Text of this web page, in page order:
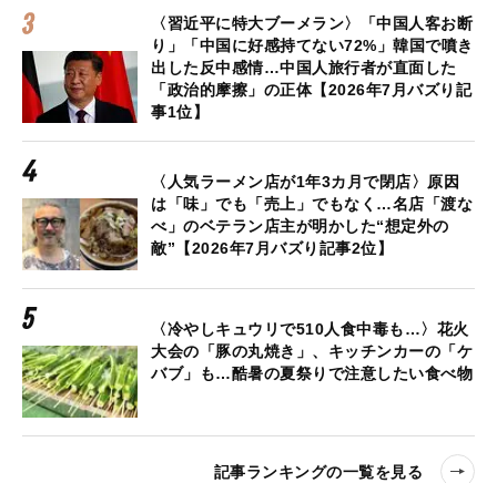
〈習近平に特大ブーメラン〉「中国人客お断
り」「中国に好感持てない72%」韓国で噴き
出した反中感情…中国人旅行者が直面した
「政治的摩擦」の正体【2026年7月バズり記
事1位】
〈人気ラーメン店が1年3カ月で閉店〉原因
は「味」でも「売上」でもなく…名店「渡な
べ」のベテラン店主が明かした“想定外の
敵”【2026年7月バズり記事2位】
〈冷やしキュウリで510人食中毒も…〉花火
大会の「豚の丸焼き」、キッチンカーの「ケ
バブ」も…酷暑の夏祭りで注意したい食べ物
記事ランキングの一覧を見る